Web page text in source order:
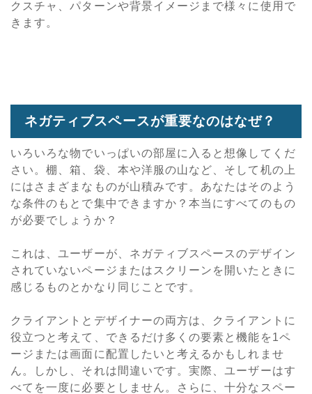
クスチャ、パターンや背景イメージまで様々に使用で
きます。
ネガティブスペースが重要なのはなぜ？
いろいろな物でいっぱいの部屋に入ると想像してくだ
さい。棚、箱、袋、本や洋服の山など、そして机の上
にはさまざまなものが山積みです。あなたはそのよう
な条件のもとで集中できますか？本当にすべてのもの
が必要でしょうか？
これは、ユーザーが、ネガティブスペースのデザイン
されていないページまたはスクリーンを開いたときに
感じるものとかなり同じことです。
クライアントとデザイナーの両方は、クライアントに
役立つと考えて、できるだけ多くの要素と機能を1ペ
ージまたは画面に配置したいと考えるかもしれませ
ん。しかし、それは間違いです。実際、ユーザーはす
べてを一度に必要としません。さらに、十分なスペー